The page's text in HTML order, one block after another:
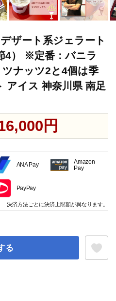
ザート系ジェラート
4） ※定番：バニラ
ナッツ2と4個は季
アイス 神奈川県 南足
円
る
ANA Pay
Amazon
Pay
PayPay
決済方法ごとに決済上限額が異なります。